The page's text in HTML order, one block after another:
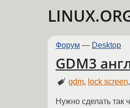
Форум — Desktop
GDM3
gdm, lock screen
Нужно сделать так